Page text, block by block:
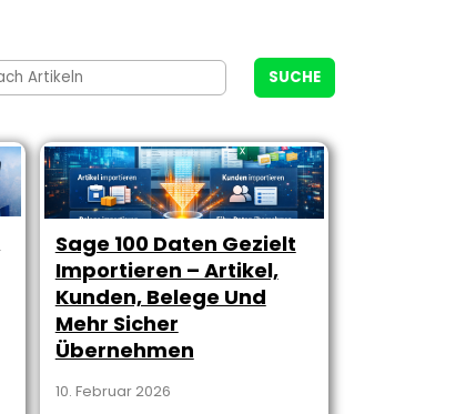
SUCHE
Sage 100 Daten Gezielt
Importieren – Artikel,
Kunden, Belege Und
Mehr Sicher
Übernehmen
10. Februar 2026